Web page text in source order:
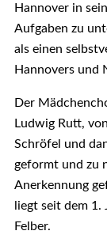
Hannover in
Aufgaben zu
als einen
Hannovers und
Der
Ludwig Rutt,
Schröfel und
geformt und zu
Anerkennung
liegt seit dem
Felber.